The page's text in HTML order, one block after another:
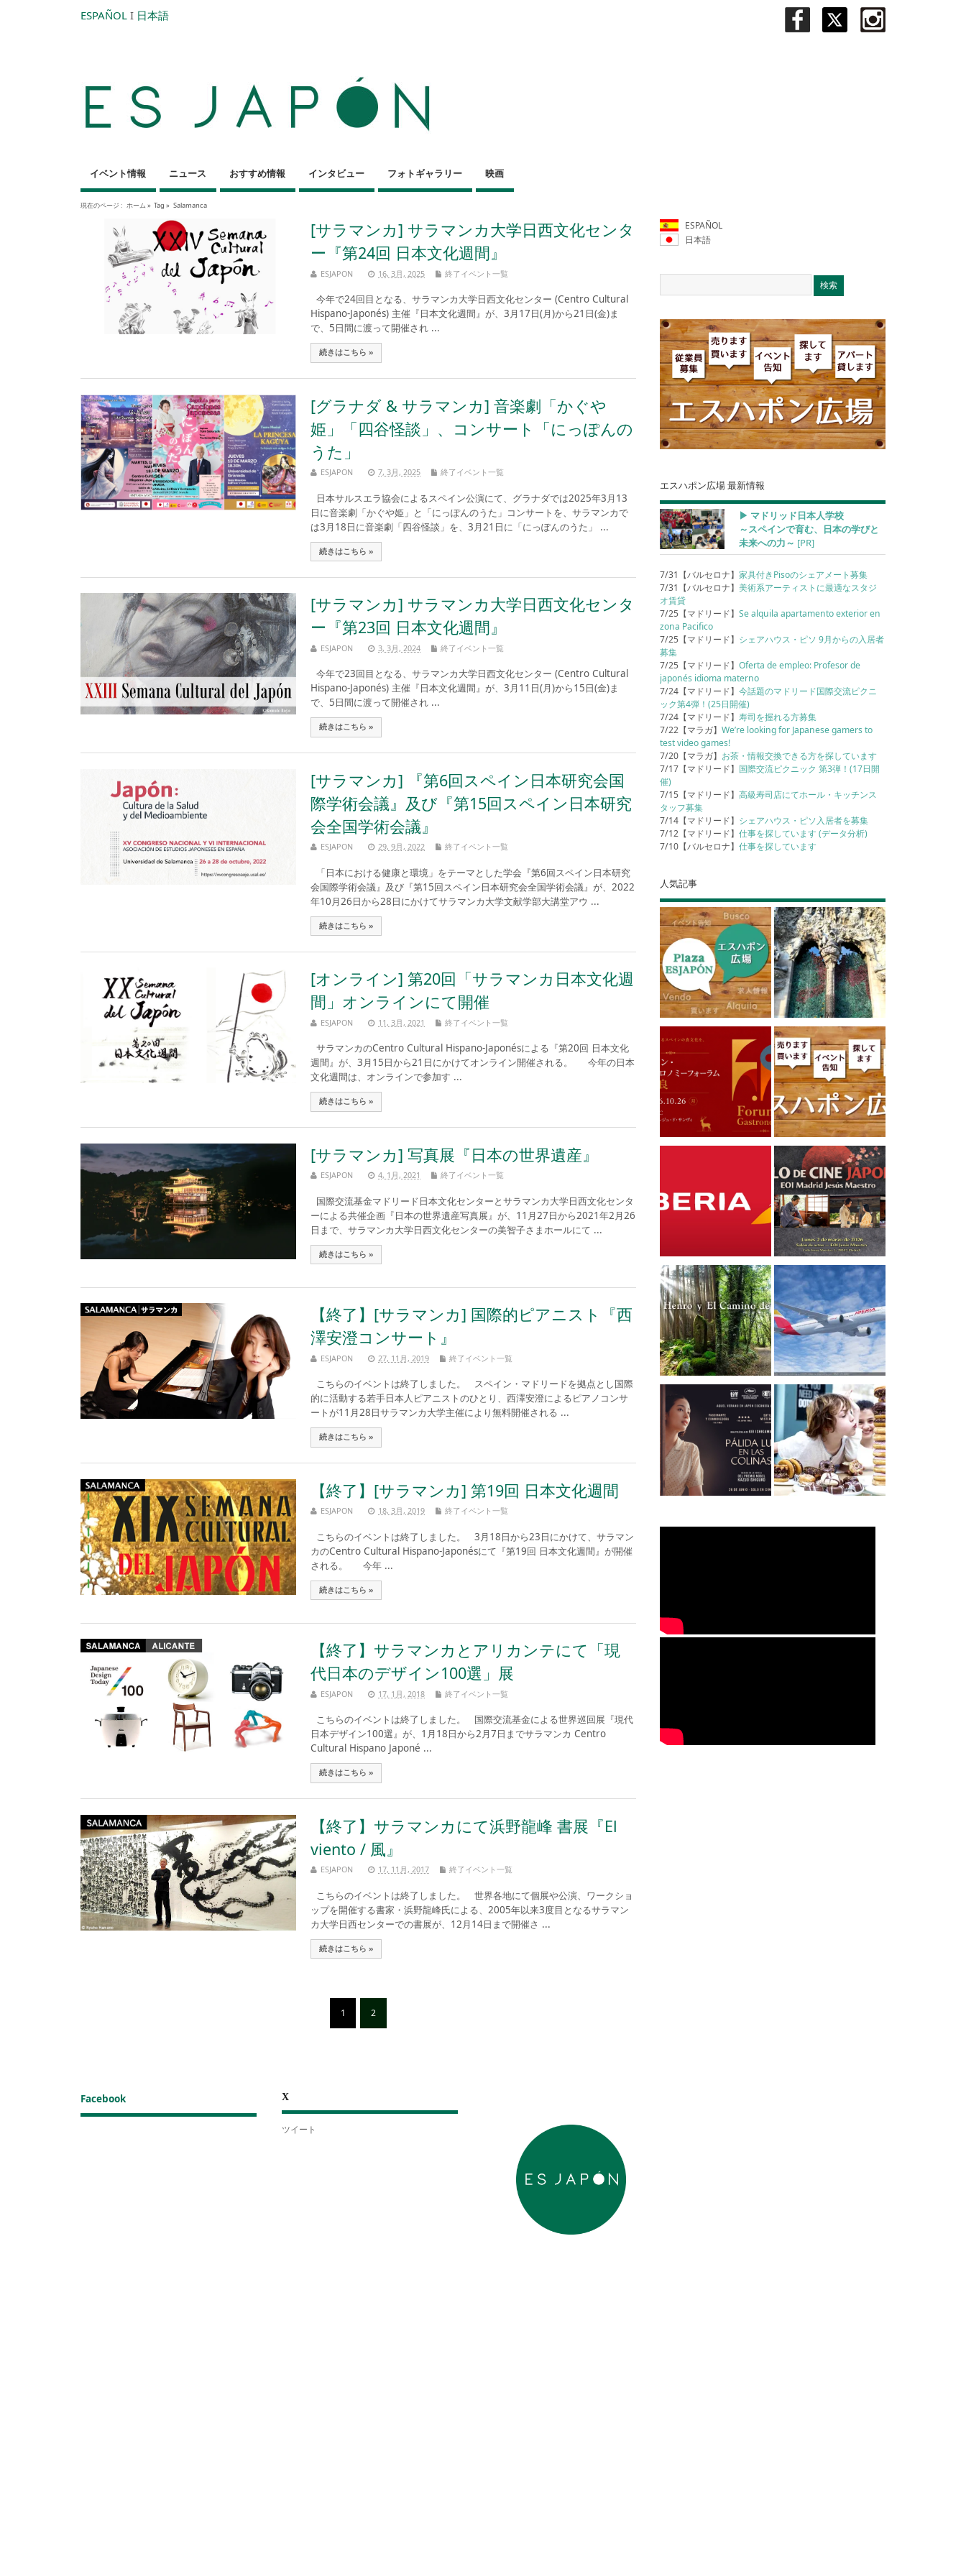
ESPAÑOL I 日本語
イベント情報 ニュース おすすめ情報 インタビュー フォトギャラリー 映画
現在のページ : ホーム » Tag » Salamanca
[サラマンカ] サラマンカ大学日西文化センタ
ー『第24回 日本文化週間』
ESJAPON 16, 3月, 2025 終了イベント一覧
今年で24回目となる、サラマンカ大学日西文化センター (Centro Cultural
Hispano-Japonés) 主催『日本文化週間』が、3月17日(月)から21日(金)ま
で、5日間に渡って開催され ...
続きはこちら »
[グラナダ & サラマンカ] 音楽劇「かぐや
姫」「四谷怪談」、コンサート「にっぽんの
うた」
ESJAPON 7, 3月, 2025 終了イベント一覧
日本サルスエラ協会によるスペイン公演にて、グラナダでは2025年3月13
日に音楽劇「かぐや姫」と「にっぽんのうた」コンサートを、サラマンカで
は3月18日に音楽劇「四谷怪談」を、3月21日に「にっぽんのうた」 ...
続きはこちら »
[サラマンカ] サラマンカ大学日西文化センタ
ー『第23回 日本文化週間』
ESJAPON 3, 3月, 2024 終了イベント一覧
今年で23回目となる、サラマンカ大学日西文化センター (Centro Cultural
Hispano-Japonés) 主催『日本文化週間』が、3月11日(月)から15日(金)ま
で、5日間に渡って開催され ...
続きはこちら »
[サラマンカ] 『第6回スペイン日本研究会国
際学術会議』及び『第15回スペイン日本研究
会全国学術会議』
ESJAPON 29, 9月, 2022 終了イベント一覧
「日本における健康と環境」をテーマとした学会『第6回スペイン日本研究
会国際学術会議』及び『第15回スペイン日本研究会全国学術会議』が、2022
年10月26日から28日にかけてサラマンカ大学文献学部大講堂アウ ...
続きはこちら »
[オンライン] 第20回「サラマンカ日本文化週
間」オンラインにて開催
ESJAPON 11, 3月, 2021 終了イベント一覧
サラマンカのCentro Cultural Hispano-Japonésによる『第20回 日本文化
週間』が、3月15日から21日にかけてオンライン開催される。 今年の日本
文化週間は、オンラインで参加す ...
続きはこちら »
[サラマンカ] 写真展『日本の世界遺産』
ESJAPON 4, 1月, 2021 終了イベント一覧
国際交流基金マドリード日本文化センターとサラマンカ大学日西文化センタ
ーによる共催企画『日本の世界遺産写真展』が、11月27日から2021年2月26
日まで、サラマンカ大学日西文化センターの美智子さまホールにて ...
続きはこちら »
【終了】[サラマンカ] 国際的ピアニスト『西
澤安澄コンサート』
ESJAPON 27, 11月, 2019 終了イベント一覧
こちらのイベントは終了しました。 スペイン・マドリードを拠点とし国際
的に活動する若手日本人ピアニストのひとり、西澤安澄によるピアノコンサ
ートが11月28日サラマンカ大学主催により無料開催される ...
続きはこちら »
【終了】[サラマンカ] 第19回 日本文化週間
ESJAPON 18, 3月, 2019 終了イベント一覧
こちらのイベントは終了しました。 3月18日から23日にかけて、サラマン
カのCentro Cultural Hispano-Japonésにて『第19回 日本文化週間』が開催
される。 今年 ...
続きはこちら »
【終了】サラマンカとアリカンテにて「現
代日本のデザイン100選」展
ESJAPON 17, 1月, 2018 終了イベント一覧
こちらのイベントは終了しました。 国際交流基金による世界巡回展『現代
日本デザイン100選』が、1月18日から2月7日までサラマンカ Centro
Cultural Hispano Japoné ...
続きはこちら »
【終了】サラマンカにて浜野龍峰 書展『El
viento / 風』
ESJAPON 17, 11月, 2017 終了イベント一覧
こちらのイベントは終了しました。 世界各地にて個展や公演、ワークショ
ップを開催する書家・浜野龍峰氏による、2005年以来3度目となるサラマン
カ大学日西センターでの書展が、12月14日まで開催さ ...
続きはこちら »
1 2
ESPAÑOL
日本語
エスハポン広場 最新情報
▶︎ マドリッド日本人学校
～スペインで育む、日本の学びと
未来への力～ [PR]
7/31【バルセロナ】家具付きPisoのシェアメート募集
7/31【バルセロナ】美術系アーティストに最適なスタジ
オ賃貸
7/25【マドリード】Se alquila apartamento exterior en
zona Pacifico
7/25【マドリード】 シェアハウス・ピソ 9月からの入居者
募集
7/25【マドリード】Oferta de empleo: Profesor de
japonés idioma materno
7/24【マドリード】今話題のマドリード国際交流ピクニ
ック第4弾！(25日開催)
7/24【マドリード】寿司を握れる方募集
7/22【マラガ】We’re looking for Japanese gamers to
test video games!
7/20【マラガ】 お茶・情報交換できる方を探しています
7/17【マドリード】 国際交流ピクニック 第3弾！(17日開
催)
7/15【マドリード】高級寿司店にてホール・キッチンス
タッフ募集
7/14【マドリード】 シェアハウス・ピソ入居者を募集
7/12【マドリード】仕事を探しています (データ分析)
7/10【バルセロナ】仕事を探しています
人気記事
Facebook X
ツイート